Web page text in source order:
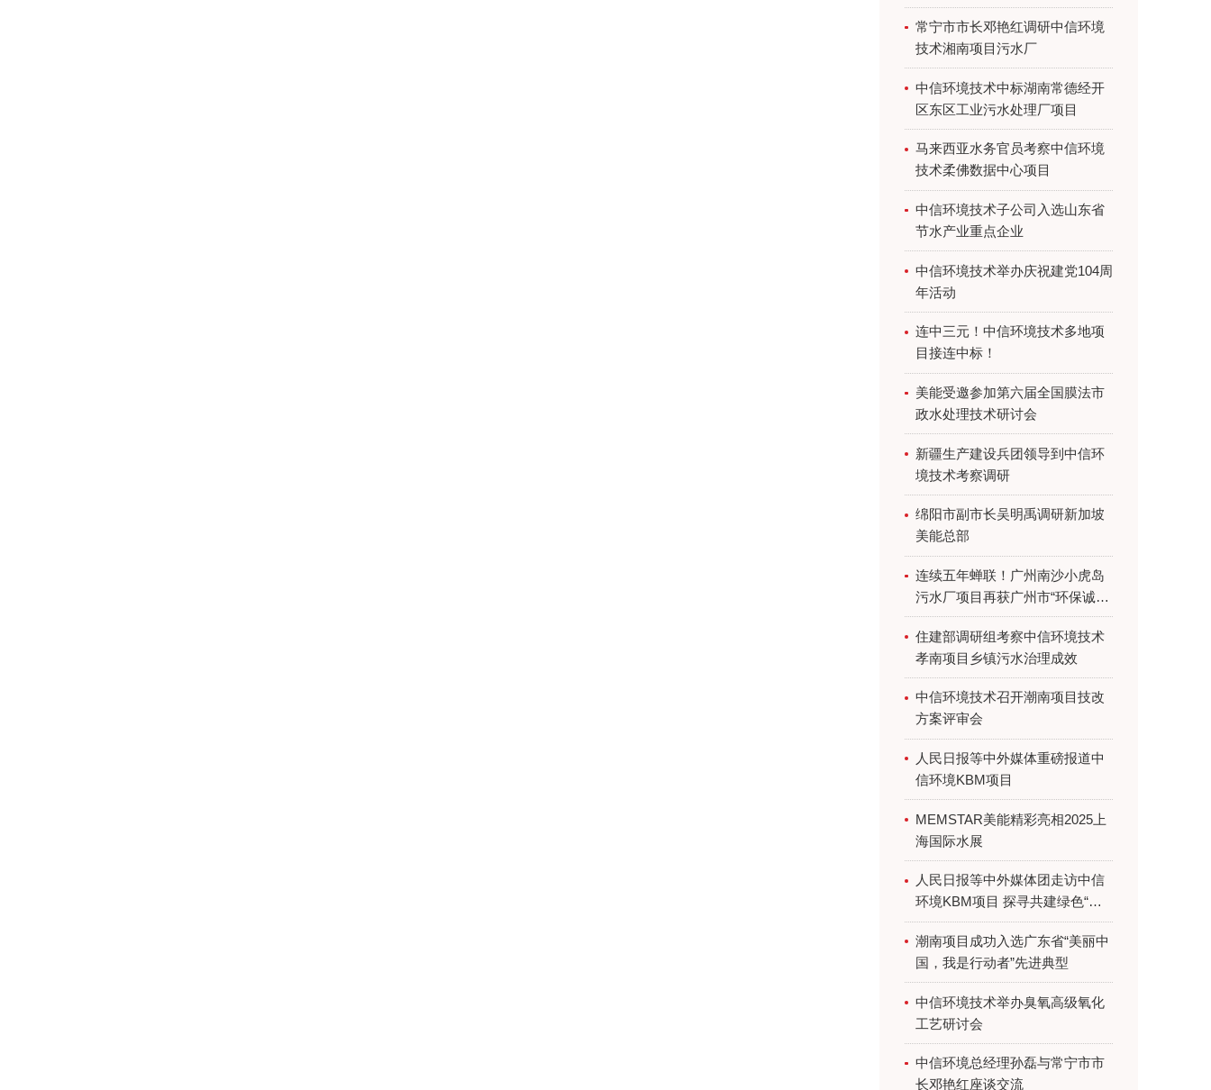
常宁市市长邓艳红调研中信环境
技术湘南项目污水厂
中信环境技术中标湖南常德经开
区东区工业污水处理厂项目
马来西亚水务官员考察中信环境
技术柔佛数据中心项目
中信环境技术子公司入选山东省
节水产业重点企业
中信环境技术举办庆祝建党104周
年活动
连中三元！中信环境技术多地项
目接连中标！
美能受邀参加第六届全国膜法市
政水处理技术研讨会
新疆生产建设兵团领导到中信环
境技术考察调研
绵阳市副市长吴明禹调研新加坡
美能总部
连续五年蝉联！广州南沙小虎岛
污水厂项目再获广州市“环保诚信
企业（绿牌）”最高评价
住建部调研组考察中信环境技术
孝南项目乡镇污水治理成效
中信环境技术召开潮南项目技改
方案评审会
人民日报等中外媒体重磅报道中
信环境KBM项目
MEMSTAR美能精彩亮相2025上
海国际水展
人民日报等中外媒体团走访中信
环境KBM项目 探寻共建绿色“一
带一路”生态密码
潮南项目成功入选广东省“美丽中
国，我是行动者”先进典型
中信环境技术举办臭氧高级氧化
工艺研讨会
中信环境总经理孙磊与常宁市市
长邓艳红座谈交流